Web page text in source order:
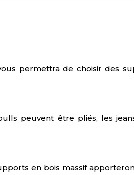
permettra de choisir des
peuvent être pliés, les
en bois massif